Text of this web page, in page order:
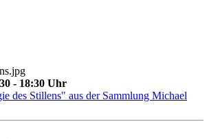
- 18:30 Uhr
des Stillens" aus der Sammlung Michael